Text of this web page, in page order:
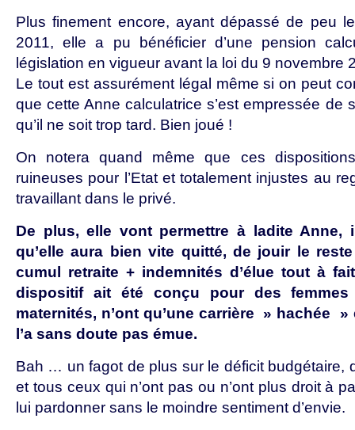
Plus finement encore, ayant dépassé de peu
2011, elle a pu bénéficier d’une pension
législation en vigueur avant la loi du 9 novembre
Le tout est assurément légal même si on peut
que cette Anne calculatrice s’est empressée de
qu’il ne soit trop tard. Bien joué !
On notera quand même que ces
ruineuses pour l’Etat et totalement injustes au
travaillant dans le privé.
De plus, elle vont permettre à ladite Anne,
qu’elle aura bien vite quitté, de jouir le
cumul retraite + indemnités d’élue tout à
dispositif ait été conçu pour des
maternités, n’ont qu’une carrière » hachée
l’a sans doute pas émue.
Bah … un fagot de plus sur le déficit budgétaire,
et tous ceux qui n’ont pas ou n’ont plus droit à
lui pardonner sans le moindre sentiment d’envie.